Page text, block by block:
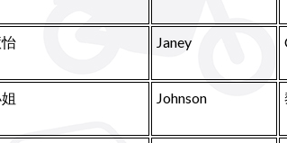
Janey
Johnson